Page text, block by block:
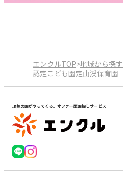
エンクルTOP>地域から探す
認定こども園定山渓保育園
理想の園がやってくる。オファー型園探しサービス